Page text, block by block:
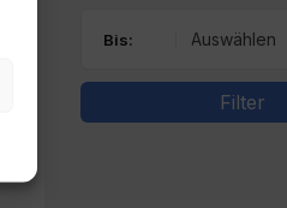
Bis:
Filter